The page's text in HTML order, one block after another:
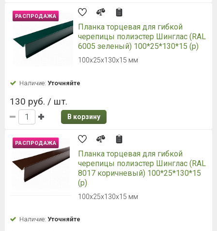
РАСПРОДАЖА
Планка торцевая для гибкой
черепицы полиэстер Шинглас (RAL
6005 зеленый) 100*25*130*15 (р)
100х25х130х15 мм
Наличие: Уточняйте
130 руб. / шт.
В корзину
РАСПРОДАЖА
Планка торцевая для гибкой
черепицы полиэстер Шинглас (RAL
8017 коричневый) 100*25*130*15
(р)
100х25х130х15 мм
Наличие: Уточняйте